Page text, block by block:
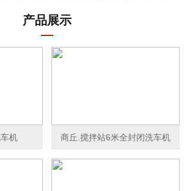
产品展示
机 商丘.搅拌站6米全封闭洗车机